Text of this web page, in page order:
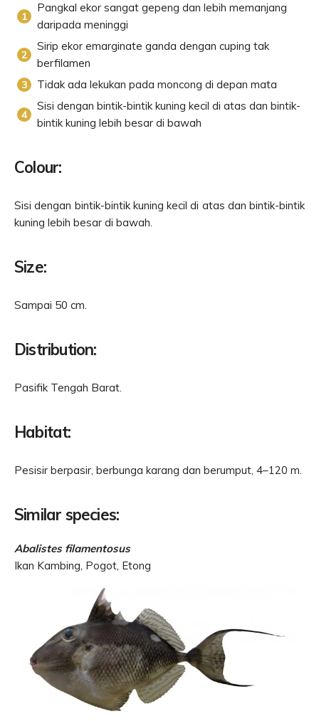
Pangkal ekor sangat gepeng dan lebih memanjang
daripada meninggi
Sirip ekor emarginate ganda dengan cuping tak
berfilamen
Tidak ada lekukan pada moncong di depan mata
Sisi dengan bintik-bintik kuning kecil di atas dan bintik-
bintik kuning lebih besar di bawah
Colour:
Sisi dengan bintik-bintik kuning kecil di atas dan bintik-bintik
kuning lebih besar di bawah.
Size:
Sampai 50 cm.
Distribution:
Pasifik Tengah Barat.
Habitat:
Pesisir berpasir, berbunga karang dan berumput, 4–120 m.
Similar species:
Abalistes filamentosus
Ikan Kambing, Pogot, Etong